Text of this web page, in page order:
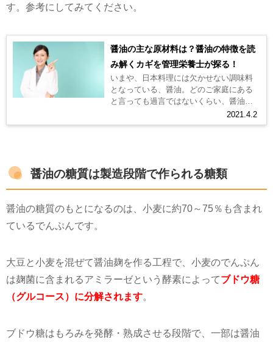
す。参考にしてみてください。
醤油の主な原材料は？醤油の特徴を読
み解くカギを管理栄養士が探る！
2021.4.2
いまや、日本料理には欠かせない調味料
となっている、醤油。どのご家庭にある
と言っても過言ではないくらい、醤油は
毎日の食卓で愛されていますよね。 今回
は、そんな醤油について、原材料から...
醤油の糖質は製造段階で作られる糖類
醤油の糖質のもとになるのは、小麦に約70～75％も含まれ
ているでんぷんです。
大豆と小麦を混ぜて醤油麹を作る工程で、小麦のでんぷん
は麹菌に含まれるアミラーゼという酵素によってブドウ糖
（グルコース）に分解されます
ブドウ糖はもろみを発酵・熟成させる段階で、一部は醤油